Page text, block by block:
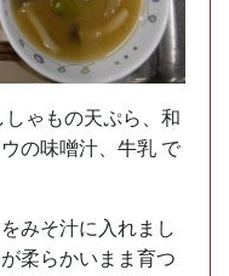
ゃもの天ぷら、和
の味噌汁、牛乳 で
みそ汁に入れまし
柔らかいまま育つ